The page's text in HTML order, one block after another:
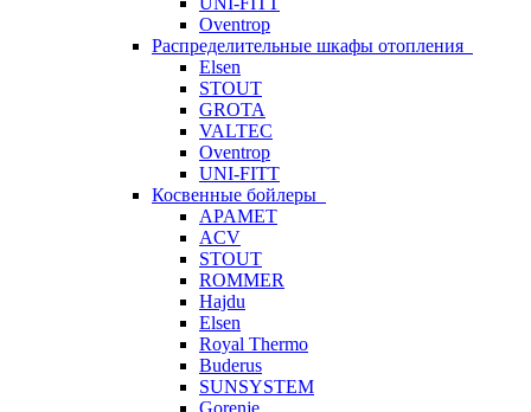
Oventrop
Распределительные шкафы отопления
Elsen
STOUT
GROTA
VALTEC
Oventrop
UNI-FITT
Косвенные бойлеры
APAMET
ACV
STOUT
ROMMER
Hajdu
Elsen
Royal Thermo
Buderus
SUNSYSTEM
Gorenje